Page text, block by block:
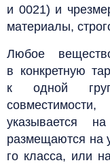
и 0021) и
материалы,
Любое
в конкретную
к одной
указывается
размещаются на
го класса, или